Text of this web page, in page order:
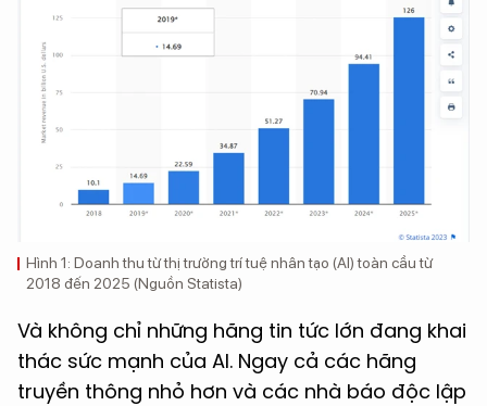
Hình 1: Doanh thu từ thị trường trí tuệ nhân tạo (AI) toàn cầu từ
2018 đến 2025 (Nguồn Statista)
Và không chỉ những hãng tin tức lớn đang khai
thác sức mạnh của AI. Ngay cả các hãng
truyền thông nhỏ hơn và các nhà báo độc lập